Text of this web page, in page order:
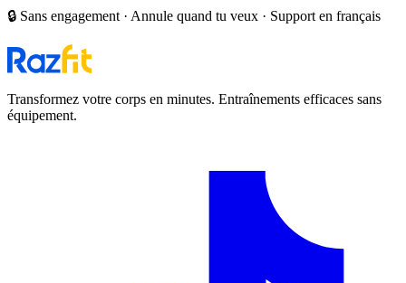
🔒 Sans engagement · Annule quand tu veux · Support en français
Transformez votre corps en minutes. Entraînements efficaces sans
équipement.